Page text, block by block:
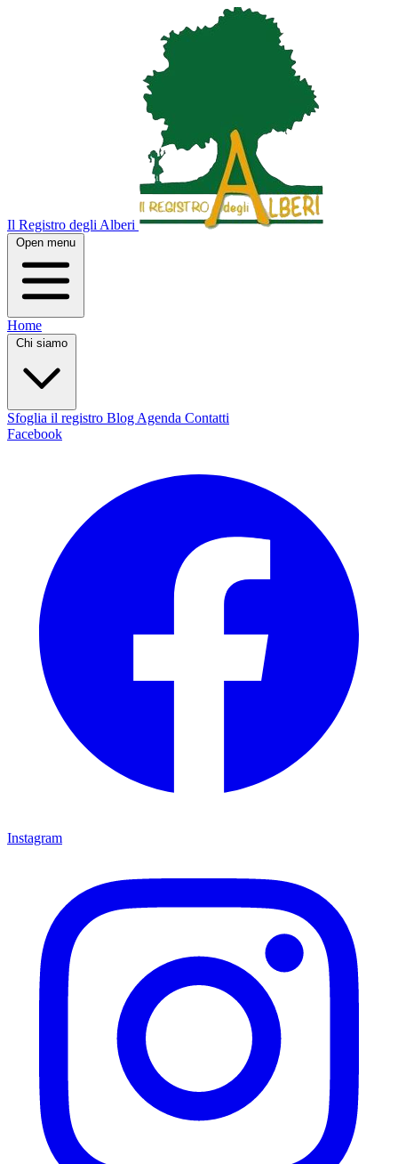
Il Registro degli Alberi
Open menu
Home
Chi siamo
Sfoglia il registro Blog Agenda Contatti
Facebook
Instagram